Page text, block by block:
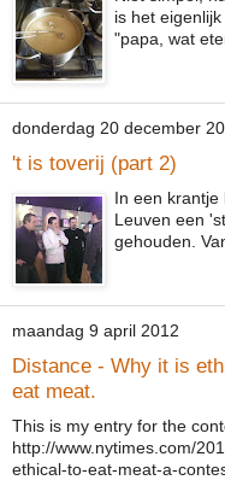
is het
"papa, wat
donderdag 20 december
't is toverij (part 2)
In een krantje
Leuven een
gehouden.
maandag 9 april 2012
Distance - Why it is
eat meat.
This is my entry for the
http://www.nytimes.com/
ethical-to-eat-meat-a-